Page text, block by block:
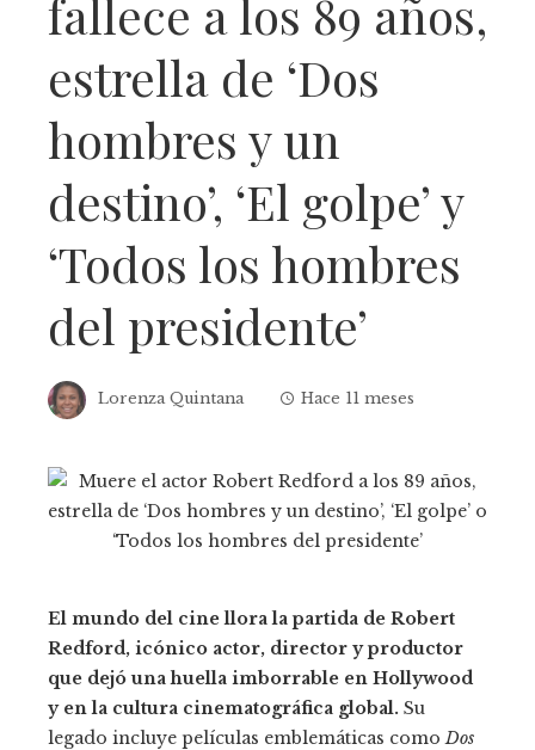
fallece a los 89 años,
estrella de ‘Dos
hombres y un
destino’, ‘El golpe’ y
‘Todos los hombres
del presidente’
Lorenza Quintana Hace 11 meses
El mundo del cine llora la partida de Robert
Redford, icónico actor, director y productor
que dejó una huella imborrable en Hollywood
y en la cultura cinematográfica global. Su
legado incluye películas emblemáticas comoDos